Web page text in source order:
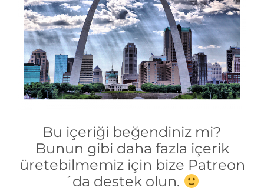
Bu içeriği beğendiniz mi?
Bunun gibi daha fazla içerik
üretebilmemiz için bize Patreon
´da destek olun.